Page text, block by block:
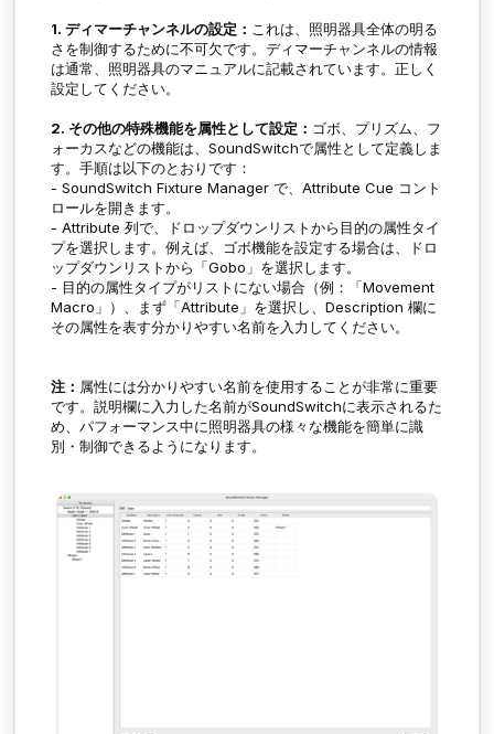
1. ディマーチャンネルの設定： これは、照明器具全体の明る
さを制御するために不可欠です。ディマーチャンネルの情報
は通常、照明器具のマニュアルに記載されています。正しく
設定してください。
2. その他の特殊機能を属性として設定： ゴボ、プリズム、フ
ォーカスなどの機能は、SoundSwitchで属性として定義しま
す。手順は以下のとおりです：
- SoundSwitch Fixture Manager で、 Attribute Cue コント
ロールを開きます。
- Attribute 列で、ドロップダウンリストから目的の属性タイ
プを選択します。例えば、ゴボ機能を設定する場合は、ドロ
ップダウンリストから「Gobo 」を選択します。
- 目的の属性タイプがリストにない場合（例：「Movement
Macro 」）、まず「Attribute 」を選択し、Description 欄に
その属性を表す分かりやすい名前を入力してください。
注： 属性には分かりやすい名前を使用することが非常に重要
です。説明欄に入力した名前がSoundSwitchに表示されるた
め、パフォーマンス中に照明器具の様々な機能を簡単に識
別・制御できるようになります。